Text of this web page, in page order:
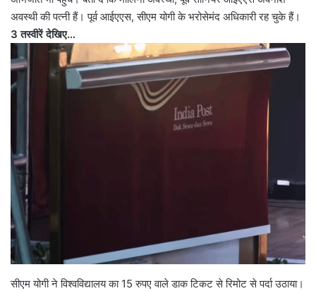
अवस्थी की पत्नी हैं। पूर्व आईएएस, सीएम योगी के भरोसेमंद अधिकारी रह चुके हैं।
3 तस्वीरें देखिए…
सीएम योगी ने विश्वविद्यालय का 15 रुपए वाले डाक टिकट से रिमोट से पर्दा उठाया।